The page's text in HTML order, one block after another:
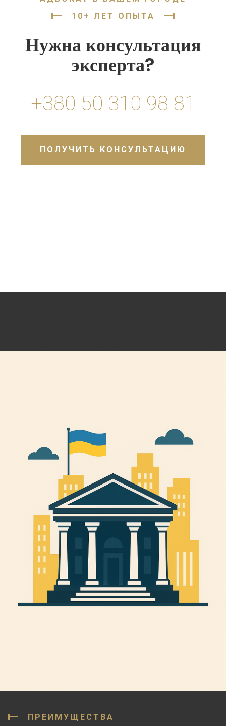
10+ ЛЕТ ОПЫТА
Нужна консультация
эксперта?
+380 50 310 98 81
ПОЛУЧИТЬ КОНСУЛЬТАЦИЮ
ПРЕИМУЩЕСТВА